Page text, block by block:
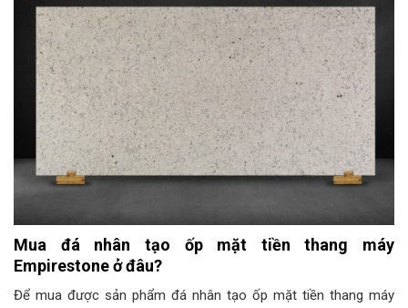
Mua đá nhân tạo ốp mặt tiền thang máy
Empirestone ở đâu?
Để mua được sản phẩm đá nhân tạo ốp mặt tiền thang máy